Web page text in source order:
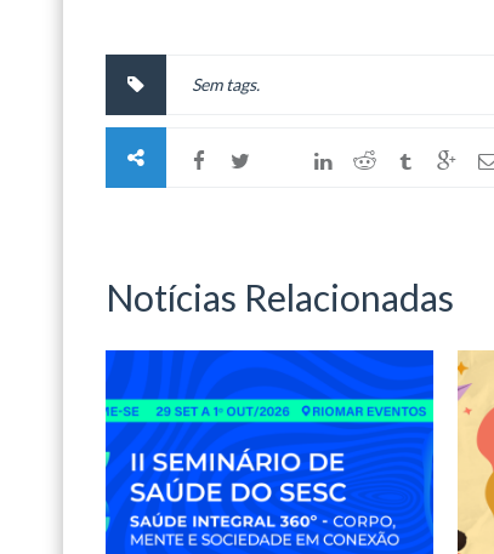
Sem tags.
Notícias Relacionadas